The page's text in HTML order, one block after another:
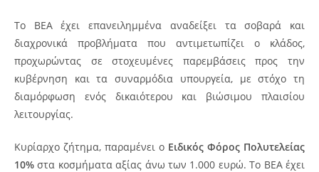
Το ΒΕΑ έχει επανειλημμένα αναδείξει τα σοβαρά και
διαχρονικά προβλήματα που αντιμετωπίζει ο κλάδος,
προχωρώντας σε στοχευμένες παρεμβάσεις προς την
κυβέρνηση και τα συναρμόδια υπουργεία, με στόχο τη
διαμόρφωση ενός δικαιότερου και βιώσιμου πλαισίου
λειτουργίας.
Κυρίαρχο ζήτημα, παραμένει ο Ειδικός Φόρος Πολυτελείας
10% στα κοσμήματα αξίας άνω των 1.000 ευρώ. Το ΒΕΑ έχει